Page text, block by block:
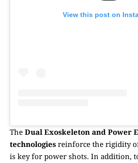
View this post on
The Dual Exoskeleton and Power
technologies reinforce the rigidity
is key for power shots. In addition,